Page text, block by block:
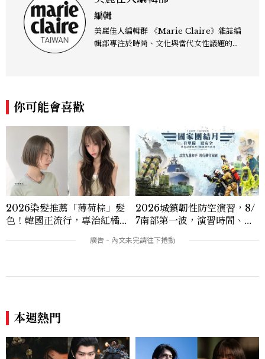
編輯
美麗佳人編輯群 《Marie Claire》雜誌編
輯部專注於時尚、文化與當代女性議題的深
度的內容。 《Marie Claire》始終以敏銳
視角與編輯直覺，引領讀者探索女性多元面
貌與生活品味風格的無限可能。
你可能會喜歡
2026染髮推薦「薄荷棕」髮
色！韓國正流行，專治紅橘
2026城鎮韌性防空演習，8/
7南部第一波，演習時間、可
本週熱門